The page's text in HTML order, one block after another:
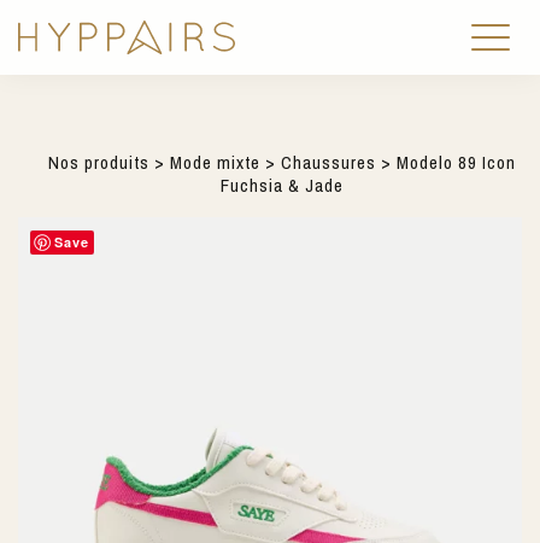
Nos produits > Mode mixte > Chaussures > Modelo 89 Icon
Fuchsia & Jade
Save